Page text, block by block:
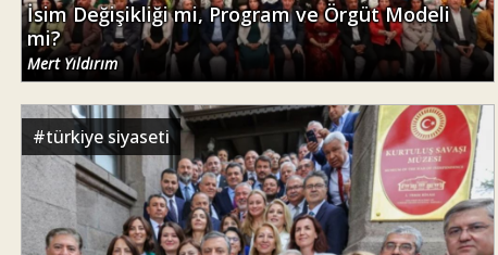
İsim Değişikliği mi, Program ve Örgüt Modeli
mi?
Mert Yıldırım
#türkiye siyaseti